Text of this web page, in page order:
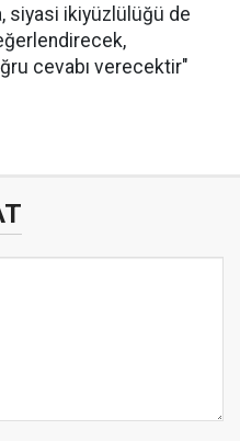
siyasi ikiyüzlülüğü de
cevabı verecektir"